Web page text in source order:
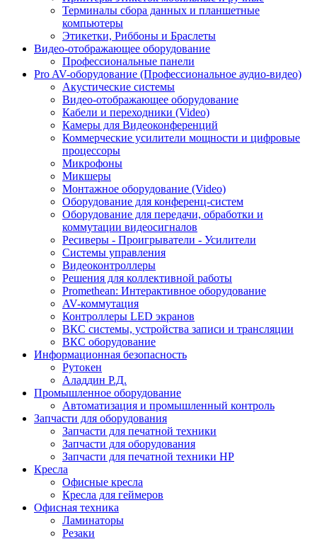
Терминалы сбора данных и планшетные
компьютеры
Этикетки, Риббоны и Браслеты
Видео-отображающее оборудование
Профессиональные панели
Pro AV-оборудование (Профессиональное аудио-видео)
Акустические системы
Видео-отображающее оборудование
Кабели и переходники (Video)
Камеры для Видеоконференций
Коммерческие усилители мощности и цифровые
процессоры
Микрофоны
Микшеры
Монтажное оборудование (Video)
Оборудование для конференц-систем
Оборудование для передачи, обработки и
коммутации видеосигналов
Ресиверы - Проигрыватели - Усилители
Системы управления
Видеоконтроллеры
Решения для коллективной работы
Promethean: Интерактивное оборудование
AV-коммутация
Контроллеры LED экранов
ВКС системы, устройства записи и трансляции
ВКС оборудование
Информационная безопасность
Рутокен
Аладдин Р.Д.
Промышленное оборудование
Автоматизация и промышленный контроль
Запчасти для оборудования
Запчасти для печатной техники
Запчасти для оборудования
Запчасти для печатной техники HP
Кресла
Офисные кресла
Кресла для геймеров
Офисная техника
Ламинаторы
Резаки